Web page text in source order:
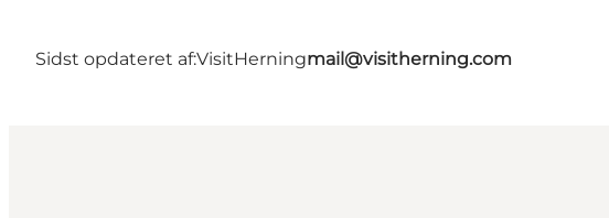
Sidst opdateret af:VisitHerningmail@visitherning.com